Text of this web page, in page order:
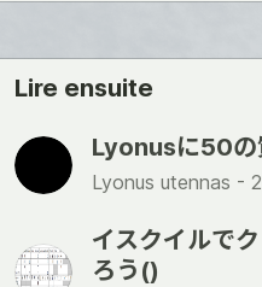
Lire ensuite
Lyonusに50の
Lyonus utennas -
イスクイルで
ろう()